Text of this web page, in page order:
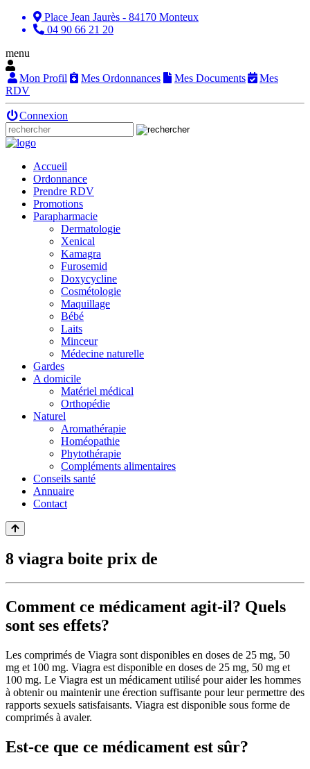
Place Jean Jaurès - 84170 Monteux
04 90 66 21 20
menu
Mon Profil Mes Ordonnances Mes Documents
Mes
RDV
Connexion
Accueil
Ordonnance
Prendre RDV
Promotions
Parapharmacie
Dermatologie
Xenical
Kamagra
Furosemid
Doxycycline
Cosmétologie
Maquillage
Bébé
Laits
Minceur
Médecine naturelle
Gardes
A domicile
Matériel médical
Orthopédie
Naturel
Aromathérapie
Homéopathie
Phytothérapie
Compléments alimentaires
Conseils santé
Annuaire
Contact
8 viagra boite prix de
Comment ce médicament agit-il? Quels
sont ses effets?
Les comprimés de Viagra sont disponibles en doses de 25 mg, 50
mg et 100 mg. Viagra est disponible en doses de 25 mg, 50 mg et
100 mg. Le Viagra est un médicament utilisé pour aider les hommes
à obtenir ou maintenir une érection suffisante pour leur permettre des
rapports sexuels satisfaisants. Viagra est disponible sous forme de
comprimés à avaler.
Est-ce que ce médicament est sûr?